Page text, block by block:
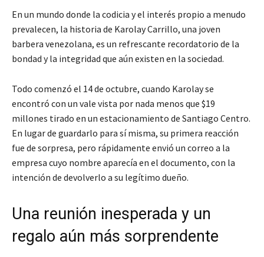
En un mundo donde la codicia y el interés propio a menudo
prevalecen, la historia de Karolay Carrillo, una joven
barbera venezolana, es un refrescante recordatorio de la
bondad y la integridad que aún existen en la sociedad.
Todo comenzó el 14 de octubre, cuando Karolay se
encontró con un vale vista por nada menos que $19
millones tirado en un estacionamiento de Santiago Centro.
En lugar de guardarlo para sí misma, su primera reacción
fue de sorpresa, pero rápidamente envió un correo a la
empresa cuyo nombre aparecía en el documento, con la
intención de devolverlo a su legítimo dueño.
Una reunión inesperada y un
regalo aún más sorprendente